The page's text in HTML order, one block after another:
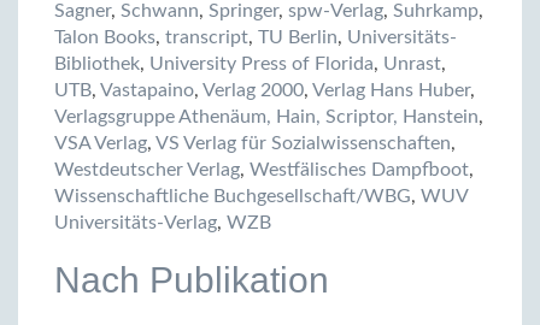
Sagner, Schwann, Springer, spw-Verlag, Suhrkamp,
Talon Books, transcript, TU Berlin, Universitäts-
Bibliothek, University Press of Florida, Unrast,
UTB, Vastapaino, Verlag 2000, Verlag Hans Huber,
Verlagsgruppe Athenäum, Hain, Scriptor, Hanstein,
VSA Verlag, VS Verlag für Sozialwissenschaften,
Westdeutscher Verlag, Westfälisches Dampfboot,
Wissenschaftliche Buchgesellschaft/WBG, WUV
Universitäts-Verlag, WZB
Nach Publikation